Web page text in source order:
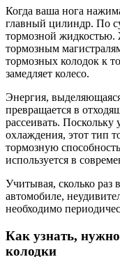
Когда ваша нога
главный цилиндр. По
тормозной жидкостью.
тормозным
тормозных колодок к
замедляет колесо.
Энергия,
превращается в
рассеивать. Поскольку
охлаждения, этот тип
тормозную
используется в
Учитывая, сколько раз
автомобиле,
необходимо
Как узнать,
колодки